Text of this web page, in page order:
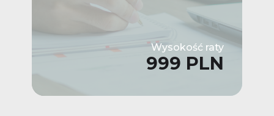
Wysokość raty
999 PLN